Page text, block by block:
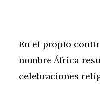
En el propio
nombre África
celebraciones